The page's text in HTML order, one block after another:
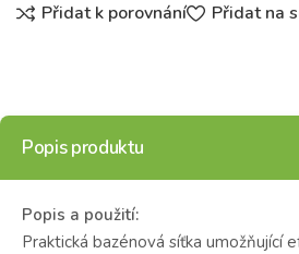
Přidat k porovnání Přidat na
Popis produktu
Popis a použití:
Praktická bazénová síťka umožňující